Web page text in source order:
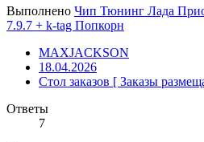
Выполнено Чип Тюнинг Лада
7.9.7 + k-tag Попкорн
MAXJACKSON
18.04.2026
Стол заказов [ Заказы
Ответы
7